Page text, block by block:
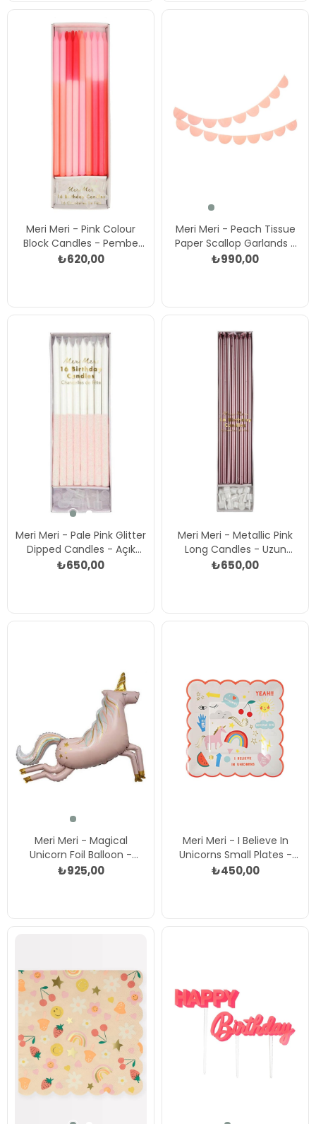
Meri Meri - Pink Colour
Block Candles - Pembe
Blok Mumlar Çok Renkli
₺620,00
Meri Meri - Peach Tissue
Paper Scallop Garlands -
Şeftali Renginde Yarım Ay
₺990,00
Meri Meri - Pale Pink Glitter
Dipped Candles - Açık
Pembe Simli Mumlar Çok
₺650,00
Meri Meri - Metallic Pink
Long Candles - Uzun
Metalik Pembe Mum Çok
₺650,00
Meri Meri - Magical
Unicorn Foil Balloon -
Unicorn Folyo Balon Kit Çok
₺925,00
Meri Meri - I Believe In
Unicorns Small Plates -
Unicorn Tabak - S Çok
₺450,00